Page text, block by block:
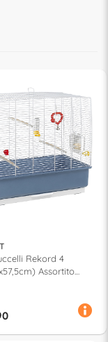
Rekord 4
Assortito